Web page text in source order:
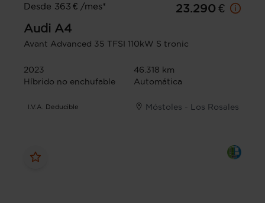
Desde 363 € /mes*
23.290 €
Audi A4
Avant Advanced 35 TFSI 110kW S tronic
2023
46.318 km
Híbrido no enchufable
Automática
I.V.A. Deducible Móstoles - Los Rosales